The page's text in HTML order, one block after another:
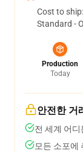
Cost to ship:
Standard -
Production
Today
안전한 거
전 세계 어디
모든 소포에